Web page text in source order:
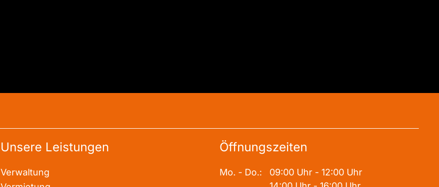
Unsere Leistungen
Verwaltung
Öffnungszeiten
Mo. - Do.:
09:00 Uhr - 12:00 Uhr